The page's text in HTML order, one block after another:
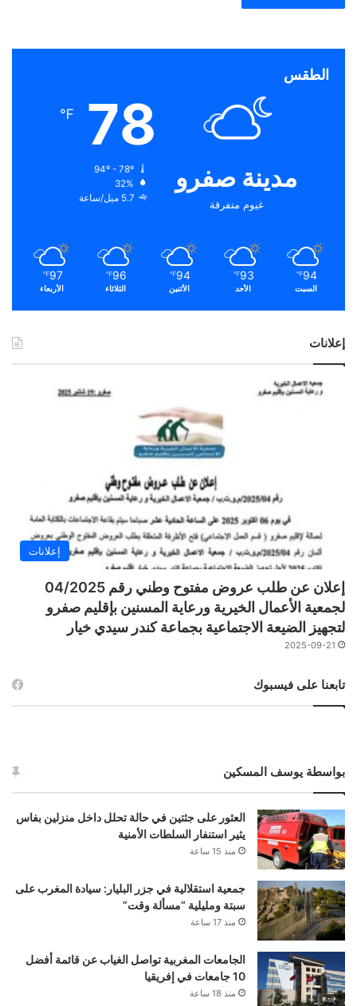
الطقس
مدينة صفرو
غيوم متفرقة
78
℉
32%
5.7 ميل/ساعة
94
℉
السبت
93
℉
الأحد
94
℉
الأثنين
96
℉
الثلاثاء
97
℉
الأربعاء
إعلانات
إعلانات
إعلان عن طلب عروض مفتوح وطني رقم 04/2025
لجمعية الأعمال الخيرية ورعاية المسنين بإقليم صفرو
لتجهيز الضيعة الاجتماعية بجماعة كندر سيدي خيار
2025-09-21
تابعنا على فيسبوك
بواسطة يوسف المسكين
العثور على جثتين في حالة تحلل داخل منزلين بفاس
يثير استنفار السلطات الأمنية
منذ 15 ساعة
جمعية استقلالية في جزر البليار: سيادة المغرب على
سبتة ومليلية “مسألة وقت”
منذ 17 ساعة
الجامعات المغربية تواصل الغياب عن قائمة أفضل
10 جامعات في إفريقيا
منذ 18 ساعة